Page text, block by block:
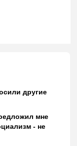
другие
мне
- не